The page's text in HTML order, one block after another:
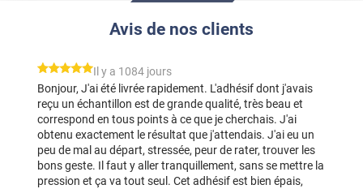
Avis de nos clients
*****
Il y a 1084 jours
Bonjour, J'ai été livrée rapidement. L'adhésif dont j'avais
reçu un échantillon est de grande qualité, très beau et
correspond en tous points à ce que je cherchais. J'ai
obtenu exactement le résultat que j'attendais. J'ai eu un
peu de mal au départ, stressée, peur de rater, trouver les
bons geste. Il faut y aller tranquillement, sans se mettre la
pression et ça va tout seul. Cet adhésif est bien épais,